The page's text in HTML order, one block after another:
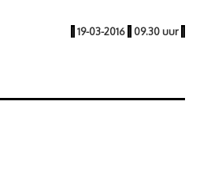
| 19-03-2016 | 09.30 uur |